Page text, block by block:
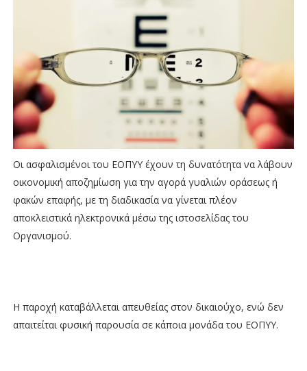
Οι ασφαλισμένοι του ΕΟΠΥΥ έχουν τη δυνατότητα να λάβουν
οικονομική αποζημίωση για την αγορά γυαλιών οράσεως ή
φακών επαφής, με τη διαδικασία να γίνεται πλέον
αποκλειστικά ηλεκτρονικά μέσω της ιστοσελίδας του
Οργανισμού.
Η παροχή καταβάλλεται απευθείας στον δικαιούχο, ενώ δεν
απαιτείται φυσική παρουσία σε κάποια μονάδα του ΕΟΠΥΥ.